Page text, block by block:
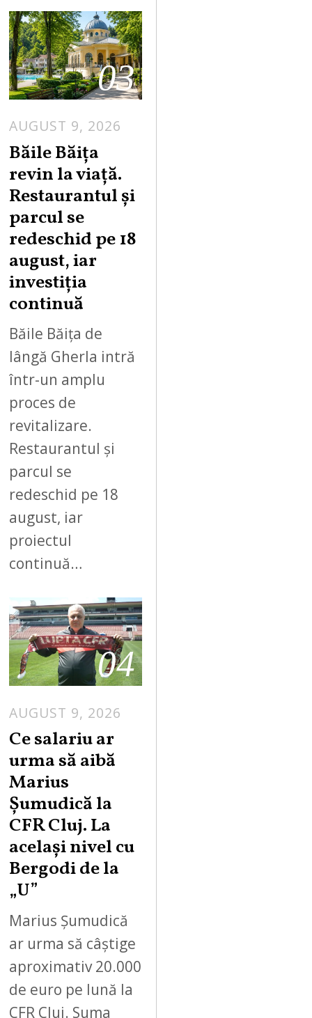
03
AUGUST 9, 2026
S
9
Băile Băița
revin la viață.
Restaurantul și
parcul se
redeschid pe 18
august, iar
investiția
continuă
Băile Băița de
lângă Gherla intră
într-un amplu
proces de
revitalizare.
Restaurantul și
parcul se
redeschid pe 18
august, iar
proiectul
continuă…
04
AUGUST 9, 2026
Ce salariu ar
urma să aibă
Marius
Șumudică la
CFR Cluj. La
același nivel cu
Bergodi de la
„U”
Marius Șumudică
ar urma să câștige
aproximativ 20.000
de euro pe lună la
CFR Cluj. Suma